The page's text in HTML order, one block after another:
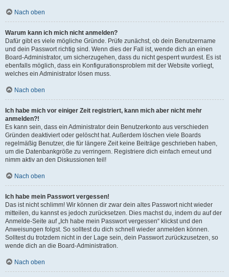
Nach oben
Warum kann ich mich nicht anmelden?
Dafür gibt es viele mögliche Gründe. Prüfe zunächst, ob dein Benutzername
und dein Passwort richtig sind. Wenn dies der Fall ist, wende dich an einen
Board-Administrator, um sicherzugehen, dass du nicht gesperrt wurdest. Es ist
ebenfalls möglich, dass ein Konfigurationsproblem mit der Website vorliegt,
welches ein Administrator lösen muss.
Nach oben
Ich habe mich vor einiger Zeit registriert, kann mich aber nicht mehr
anmelden?!
Es kann sein, dass ein Administrator dein Benutzerkonto aus verschieden
Gründen deaktiviert oder gelöscht hat. Außerdem löschen viele Boards
regelmäßig Benutzer, die für längere Zeit keine Beiträge geschrieben haben,
um die Datenbankgröße zu verringern. Registriere dich einfach erneut und
nimm aktiv an den Diskussionen teil!
Nach oben
Ich habe mein Passwort vergessen!
Das ist nicht schlimm! Wir können dir zwar dein altes Passwort nicht wieder
mitteilen, du kannst es jedoch zurücksetzen. Dies machst du, indem du auf der
Anmelde-Seite auf „Ich habe mein Passwort vergessen“ klickst und den
Anweisungen folgst. So solltest du dich schnell wieder anmelden können.
Solltest du trotzdem nicht in der Lage sein, dein Passwort zurückzusetzen, so
wende dich an die Board-Administration.
Nach oben